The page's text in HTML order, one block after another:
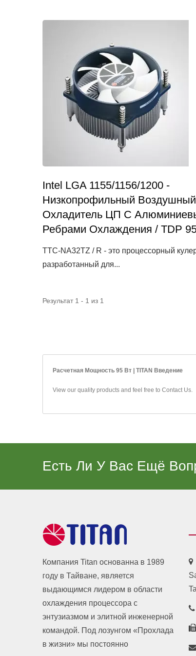
Intel LGA 1155/1156/1200 -
Низкопрофильный Воздушный
Охладитель ЦП С
Ребрами Охлаждения / TDP
TTC-NA32TZ / R - это процессорный
разработанный для...
Результат 1 - 1 из 1
Расчетная Мощность 95 Вт | TITAN Введение
View our quality products and feel free to Contact Us.
Есть Ли У Вас Ещё
Компания Titan основанна в 1989
году в Тайване, является
выдающимся лидером в области
охлаждения процессора с
энтузиазмом и элитной инженерной
командой. Под лозунгом «Прохлада
в жизни» мы постоянно